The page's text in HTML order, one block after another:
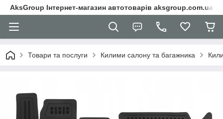
AksGroup Інтернет-магазин автотоварів aksgroup.com.ua
Товари та послуги Килими салону та багажника